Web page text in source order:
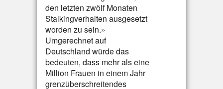
den letzten zwölf Monaten
Stalkingverhalten ausgesetzt
worden zu sein.»
Umgerechnet auf
Deutschland würde das
bedeuten, dass mehr als eine
Million Frauen in einem Jahr
grenzüberschreitendes